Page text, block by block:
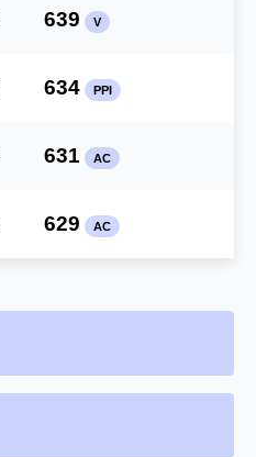
639 V
634 PPI
631 AC
629 AC